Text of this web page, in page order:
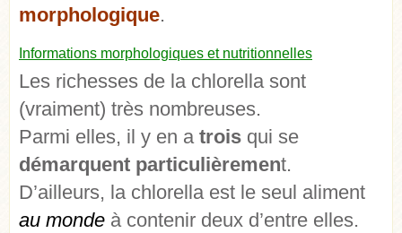
morphologique.
Informations morphologiques et nutritionnelles
Les richesses de la chlorella sont
(vraiment) très nombreuses.
Parmi elles, il y en atrois qui se
démarquent particulièrement.
D’ailleurs, la chlorella est le seul aliment
au monde à contenir deux d’entre elles.